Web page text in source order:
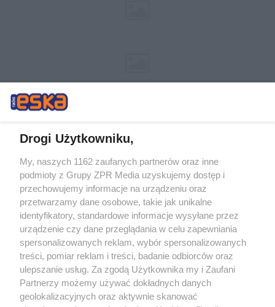
Żaden utwór zamieszczony w serwisie nie może być powielany i
rozpowszechniany lub dalej rozpowszechniany w jakikolwiek sposób (w
tym także elektroniczny lub mechaniczny) na jakimkolwiek polu
eksploatacji w jakiejkolwiek formie, włącznie z umieszczaniem w
Internecie bez pisemnej zgody właściciela praw. Jakiekolwiek użycie lub
wykorzystanie utworów w całości lub w części z naruszeniem prawa,
tzn. bez właściwej zgody, jest zabronione pod groźbą kary i może być
ścigane prawnie.
Drogi Użytkowniku,
My, naszych 1162 zaufanych partnerów oraz inne
podmioty z Grupy ZPR Media uzyskujemy dostęp i
przechowujemy informacje na urządzeniu oraz
przetwarzamy dane osobowe, takie jak unikalne
identyfikatory, standardowe informacje wysyłane przez
urządzenie czy dane przeglądania w celu zapewniania
spersonalizowanych reklam, wybór spersonalizowanych
treści, pomiar reklam i treści, badanie odbiorców oraz
ulepszanie usług. Za zgodą Użytkownika my i Zaufani
Partnerzy możemy używać dokładnych danych
geolokalizacyjnych oraz aktywnie skanować